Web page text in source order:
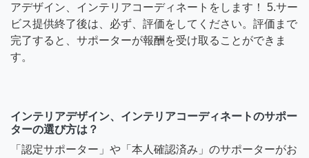
アデザイン、インテリアコーディネートをします！ 5.サー
ビス提供終了後は、必ず、評価をしてください。評価まで
完了すると、サポーターが報酬を受け取ることができま
す。
インテリアデザイン、インテリアコーディネートのサポー
ターの選び方は？
「認定サポーター」や「本人確認済み」のサポーターがお